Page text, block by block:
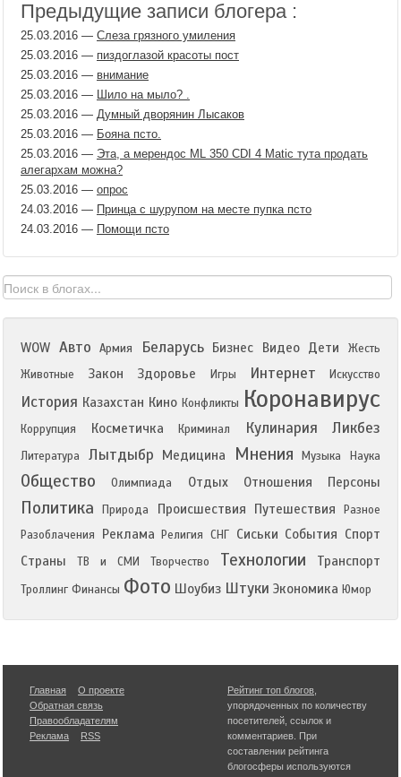
Предыдущие записи блогера :
25.03.2016 — Слеза грязного умиления
25.03.2016 — пиздоглазой красоты пост
25.03.2016 — внимание
25.03.2016 — Шило на мыло? .
25.03.2016 — Думный дворянин Лысаков
25.03.2016 — Бояна псто.
25.03.2016 — Эта, а мерендос ML 350 CDI 4 Matic тута продать
алегархам можна?
25.03.2016 — опрос
24.03.2016 — Принца с шурупом на месте пупка псто
24.03.2016 — Помощи псто
WOW Авто Армия Беларусь Бизнес Видео Дети
Жесть
Животные
Закон Здоровье Игры Интернет Искусство
История Казахстан Кино Конфликты Коронавирус
Коррупция Косметичка Криминал Кулинария Ликбез
Литература Лытдыбр Медицина Мнения Музыка Наука
Общество Олимпиада Отдых Отношения Персоны
Политика Природа Происшествия Путешествия
Разное
Разоблачения
Реклама Религия СНГ Сиськи События Спорт
Страны
ТВ и СМИ Творчество Технологии Транспорт
Троллинг Финансы Фото Шоубиз Штуки Экономика Юмор
Главная
О проекте
Обратная связь
Правообладателям
Реклама
RSS
Рейтинг топ блогов
упорядоченных по количеству
посетителей, ссылок и
комментариев. При
составлении рейтинга
блогосферы используются